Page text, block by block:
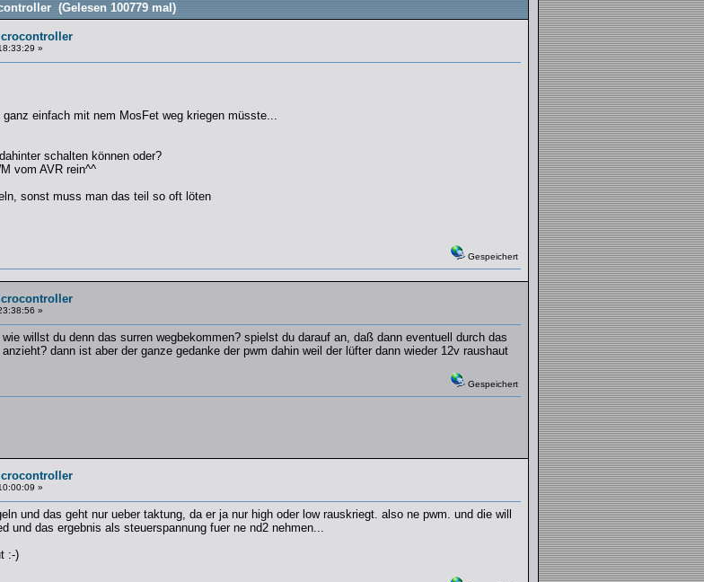
(Gelesen 100779 mal)
»
einfach mit nem MosFet weg kriegen müsste...
schalten können oder?
vom AVR rein^^
sonst muss man das teil so oft löten
Gespeichert
»
willst du denn das surren wegbekommen? spielst du darauf an, daß dann eventuell durch das
dann ist aber der ganze gedanke der pwm dahin weil der lüfter dann wieder 12v raushaut
Gespeichert
»
und das geht nur ueber taktung, da er ja nur high oder low rauskriegt. also ne pwm. und die will
und das ergebnis als steuerspannung fuer ne nd2 nehmen...
:-)